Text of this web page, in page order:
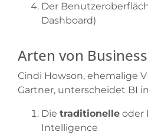
Der
Dashboard)
Arten von
Cindi Howson, ehemalige
Gartner, unterscheidet BI
Die traditionelle oder
Intelligence